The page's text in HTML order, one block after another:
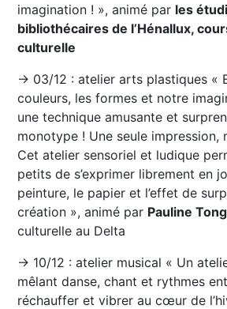
imagination ! », animé par les
bibliothécaires de l’Hénallux,
culturelle
→ 03/12 : atelier arts plastiques «
couleurs, les formes et notre
une technique amusante et
monotype ! Une seule impression,
Cet atelier sensoriel et ludique
petits de s’exprimer librement en
peinture, le papier et l’effet de
création », animé par Pauline
culturelle au Delta
→ 10/12 : atelier musical « Un
mêlant danse, chant et rythmes
réchauffer et vibrer au cœur de